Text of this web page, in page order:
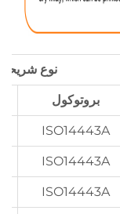
نوع شريحة NFC
بروتوكول
ISO14443A
ISO14443A
ISO14443A